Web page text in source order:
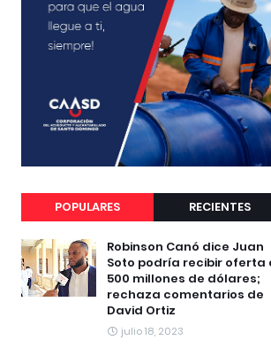
POPULARES RECIENTES
Robinson Canó dice Juan
Soto podría recibir oferta
500 millones de dólares;
rechaza comentarios de
David Ortiz
julio 18, 2023